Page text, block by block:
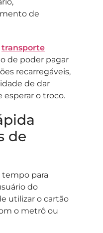
de
transporte
de poder pagar
recarregáveis,
de dar
o troco.
de
para
do
utilizar o cartão
o metrô ou